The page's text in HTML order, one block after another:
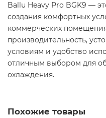
Ballu Heavy Pro BGK9 —
создания комфортных
коммерческих
производительность,
условиям и удобство
отличным выбором для
охлаждения.​
Похожие товары